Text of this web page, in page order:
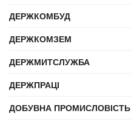
ДЕРЖКОМБУД
ДЕРЖКОМЗЕМ
ДЕРЖМИТСЛУЖБА
ДЕРЖПРАЦІ
ДОБУВНА ПРОМИСЛОВІСТЬ